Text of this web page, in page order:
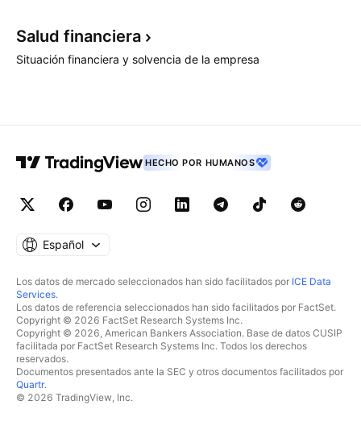
Salud financiera
Situación financiera y solvencia de la empresa
HECHO POR HUMANOS
Español
Los datos de mercado seleccionados han sido facilitados por ICE Data
Services.
Los datos de referencia seleccionados han sido facilitados por FactSet.
Copyright © 2026 FactSet Research Systems Inc.
Copyright © 2026, American Bankers Association. Base de datos CUSIP
facilitada por FactSet Research Systems Inc. Todos los derechos
reservados.
Documentos presentados ante la SEC y otros documentos facilitados por
Quartr.
© 2026 TradingView, Inc.